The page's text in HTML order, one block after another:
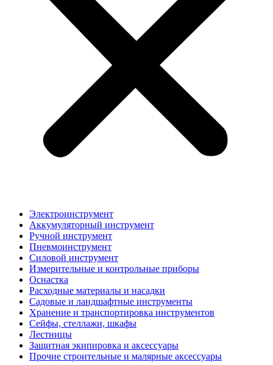
Электроинструмент
Аккумуляторный инструмент
Ручной инструмент
Пневмоинструмент
Силовой инструмент
Измерительные и контрольные приборы
Оснастка
Расходные материалы и насадки
Садовые и ландшафтные инструменты
Хранение и транспортировка инструментов
Сейфы, стеллажи, шкафы
Лестницы
Защитная экипировка и аксессуары
Прочие строительные и малярные аксессуары